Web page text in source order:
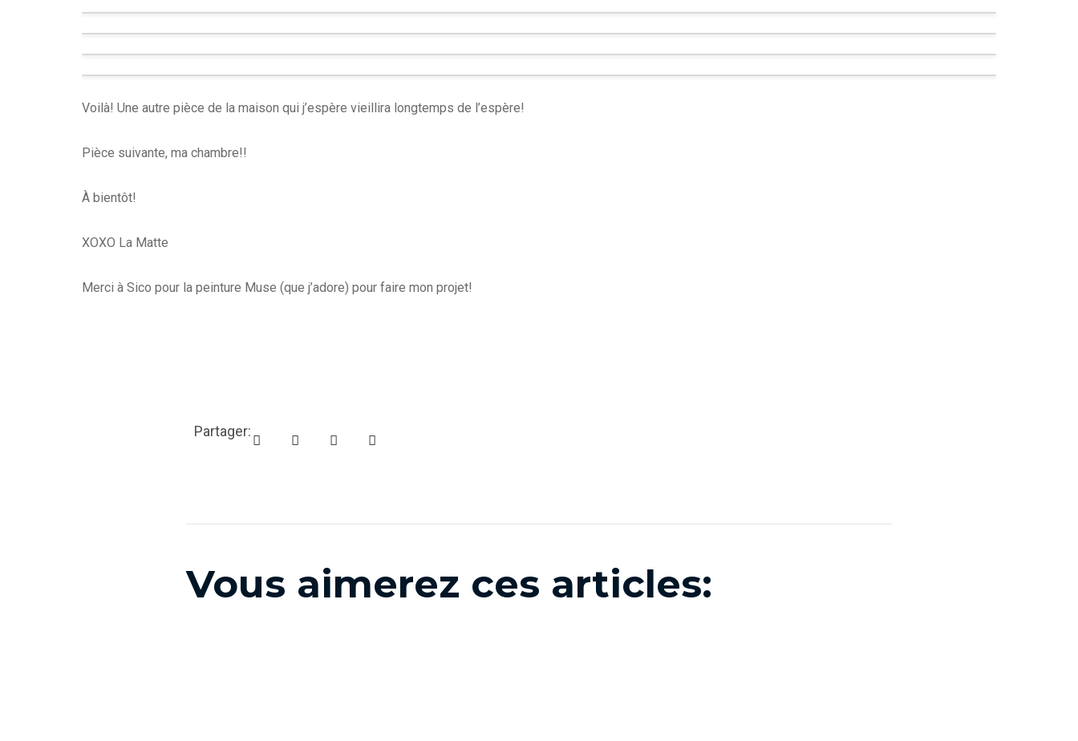
Voilà! Une autre pièce de la maison qui j’espère vieillira longtemps de l’espère!
Pièce suivante, ma chambre!!
À bientôt!
XOXO La Matte
Merci à Sico pour la peinture Muse (que j’adore) pour faire mon projet!
Partager:
Vous aimerez ces articles: